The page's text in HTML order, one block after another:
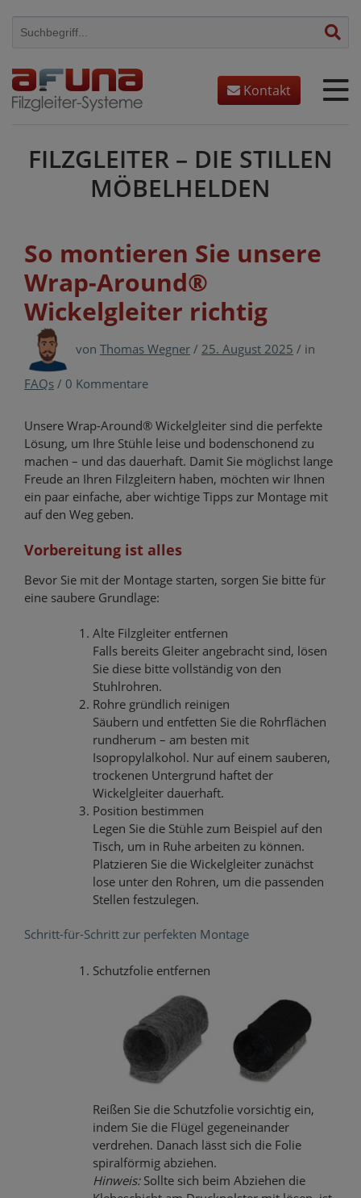
Skip
Kontakt
FILZGLEITER – DIE STILLEN
MÖBELHELDEN
So montieren Sie unsere
Wrap-Around®
Wickelgleiter richtig
von Thomas Wegner / 25. August 2025 / in
FAQs / 0 Kommentare
Unsere Wrap-Around® Wickelgleiter sind die perfekte
Lösung, um Ihre Stühle leise und bodenschonend zu
machen – und das dauerhaft. Damit Sie möglichst lange
Freude an Ihren Filzgleitern haben, möchten wir Ihnen
ein paar einfache, aber wichtige Tipps zur Montage mit
auf den Weg geben.
Vorbereitung ist alles
Bevor Sie mit der Montage starten, sorgen Sie bitte für
eine saubere Grundlage:
Alte Filzgleiter entfernen
Falls bereits Gleiter angebracht sind, lösen
Sie diese bitte vollständig von den
Stuhlrohren.
Rohre gründlich reinigen
Säubern und entfetten Sie die Rohrflächen
rundherum – am besten mit
Isopropylalkohol. Nur auf einem sauberen,
trockenen Untergrund haftet der
Wickelgleiter dauerhaft.
Position bestimmen
Legen Sie die Stühle zum Beispiel auf den
Tisch, um in Ruhe arbeiten zu können.
Platzieren Sie die Wickelgleiter zunächst
lose unter den Rohren, um die passenden
Stellen festzulegen.
Schritt-für-Schritt zur perfekten Montage
Schutzfolie entfernen
Reißen Sie die Schutzfolie vorsichtig ein,
indem Sie die Flügel gegeneinander
verdrehen. Danach lässt sich die Folie
spiralförmig abziehen.
Hinweis:Sollte sich beim Abziehen die